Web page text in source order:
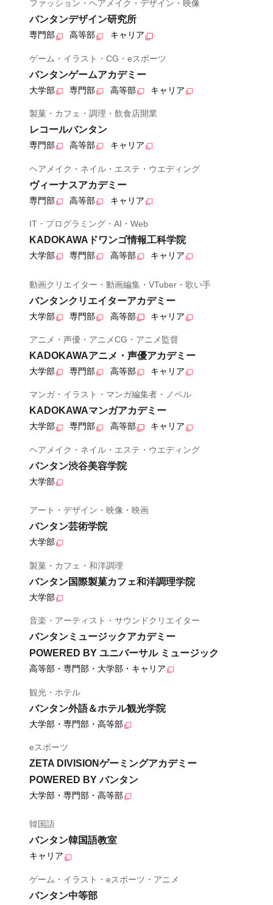
ファッション・ヘアメイク・デザイン・映像
バンタンデザイン研究所
専門部 高等部 キャリア
ゲーム・イラスト・CG・eスポーツ
バンタンゲームアカデミー
大学部 専門部 高等部 キャリア
製菓・カフェ・調理・飲食店開業
レコールバンタン
専門部 高等部 キャリア
ヘアメイク・ネイル・エステ・ウエディング
ヴィーナスアカデミー
専門部 高等部 キャリア
IT・プログラミング・AI・Web
KADOKAWAドワンゴ情報工科学院
大学部 専門部 高等部 キャリア
動画クリエイター・動画編集・VTuber・歌い手
バンタンクリエイターアカデミー
大学部 専門部 高等部 キャリア
アニメ・声優・アニメCG・アニメ監督
KADOKAWAアニメ・声優アカデミー
大学部 専門部 高等部 キャリア
マンガ・イラスト・マンガ編集者・ノベル
KADOKAWAマンガアカデミー
大学部 専門部 高等部 キャリア
ヘアメイク・ネイル・エステ・ウエディング
バンタン渋谷美容学院
大学部
アート・デザイン・映像・映画
バンタン芸術学院
大学部
製菓・カフェ・和洋調理
バンタン国際製菓カフェ和洋調理学院
大学部
音楽・アーティスト・サウンドクリエイター
バンタンミュージックアカデミー
POWERED BY ユニバーサル ミュージック
高等部・専門部・大学部・キャリア
観光・ホテル
バンタン外語＆ホテル観光学院
大学部・専門部・高等部
eスポーツ
ZETA DIVISIONゲーミングアカデミー
POWERED BY バンタン
大学部・専門部・高等部
韓国語
バンタン韓国語教室
キャリア
ゲーム・イラスト・eスポーツ・アニメ
バンタン中等部